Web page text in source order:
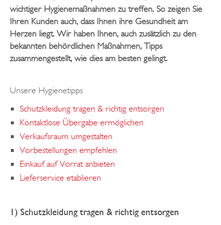
wichtiger Hygienemaßnahmen zu treffen. So zeigen Sie
Ihren Kunden auch, dass Ihnen ihre Gesundheit am
Herzen liegt. Wir haben Ihnen, auch zusätzlich zu den
bekannten behördlichen Maßnahmen, Tipps
zusammengestellt, wie dies am besten gelingt.
Unsere Hygienetipps
Schutzkleidung tragen & richtig entsorgen
Kontaktlose Übergabe ermöglichen
Verkaufsraum umgestalten
Vorbestellungen empfehlen
Einkauf auf Vorrat anbieten
Lieferservice etablieren
1) Schutzkleidung tragen & richtig entsorgen